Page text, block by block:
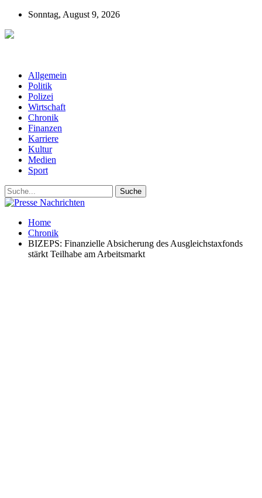
Sonntag, August 9, 2026
Allgemein
Politik
Polizei
Wirtschaft
Chronik
Finanzen
Karriere
Kultur
Medien
Sport
Home
Chronik
BIZEPS: Finanzielle Absicherung des Ausgleichstaxfonds
stärkt Teilhabe am Arbeitsmarkt